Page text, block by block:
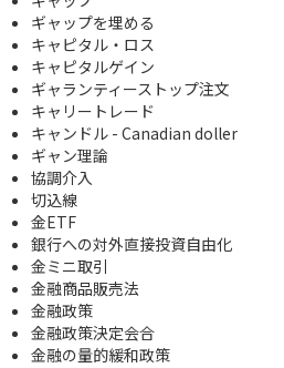
ギャップを埋める
キャピタル・ロス
キャピタルゲイン
ギャランティーストップ注文
キャリートレード
キャンドル - Canadian doller
ギャン理論
協調介入
切込線
金ETF
銀行への対外直接投資自由化
金ミニ取引
金融商品販売法
金融政策
金融政策決定会合
金融の量的緩和政策